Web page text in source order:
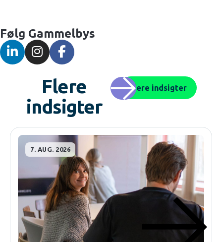
Følg Gammelbys
Flere
indsigter
Flere indsigter
7. AUG. 2026